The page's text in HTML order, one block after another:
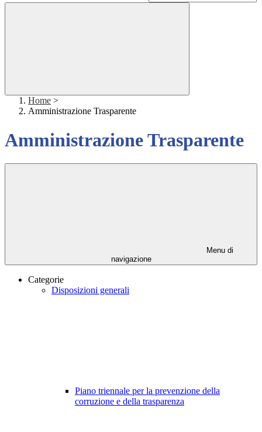
Home >
Amministrazione Trasparente
Amministrazione Trasparente
Menu di
navigazione
Categorie
Disposizioni generali
Piano triennale per la prevenzione della
corruzione e della trasparenza